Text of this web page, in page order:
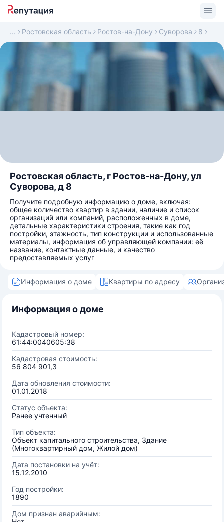
Ростовская область Ростов-на-Дону Суворова 8
Ростовская область, г Ростов-на-Дону, ул
Суворова, д 8
Получите подробную информацию о доме, включая:
общее количество квартир в здании, наличие и список
организаций или компаний, расположенных в доме,
детальные характеристики строения, такие как год
постройки, этажность, тип конструкции и использованные
материалы, информация об управляющей компании: её
название, контактные данные, и качество
предоставляемых услуг
Информация о доме Квартиры по адресу
Информация о доме
Кадастровый номер:
61:44:0040605:38
Кадастровая стоимость:
56 804 901,3
Дата обновления стоимости:
01.01.2018
Статус объекта:
Ранее учтенный
Тип объекта:
Объект капитального строительства, Здание
(Многоквартирный дом, Жилой дом)
Дата постановки на учёт:
15.12.2010
Год постройки:
1890
Дом признан аварийным: